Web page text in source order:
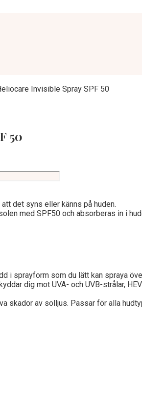
Invisible Spray SPF 50
50
det syns eller känns på huden.
med SPF50 och absorberas in i
i sprayform som du lätt kan spraya
dig mot UVA- och UVB-strålar,
skador av solljus. Passar för alla